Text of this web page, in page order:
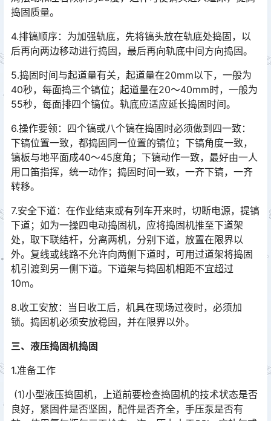
捣固质量。󠅅󠅃󠄵󠅂󠄪󠇖󠆨󠆨󠇕󠆞󠆒󠅬󠇘󠆭󠆘󠇙󠆝󠅵󠇗󠆭󠆁󠄐󠇗󠅹󠅸󠇖󠆍󠅳󠇖󠅹󠅰󠇖󠆌󠅹
4.排镐顺序：为加强轨底，先将镐头放在轨底处捣固，以
后再向两边移动进行捣固，最后再向轨底中间方向捣固。
5.捣固时间与起道量有关，起道量在20mm以下，一般为
40秒，每面捣三个镐位；起道量在20～40mm时，一般为
55秒，每面排四个镐位。轨底应适应延长捣固时间。
6.操作要领：四个镐或八个镐在捣固时必须做到四一致：
下镐位置一致，都捣固同一位置的镐位；下镐角度一致，
镐板与地平面成40～45度角；下镐动作一致，最好由一人
用口笛指挥，统一动作；捣固时间一致，一齐下镐，一齐
转移。󠅅󠅃󠄵󠅂󠄪󠇖󠆨󠆨󠇕󠆞󠆒󠅬󠇘󠆭󠆘󠇙󠆝󠅵󠇗󠆭󠆁󠄐󠇗󠅹󠅸󠇖󠆍󠅳󠇖󠅹󠅰󠇖󠆌󠅹
7.安全下道：在作业结束或有列车开来时，切断电源，提镐
下道；如为一操四电动捣固机，应将捣固机推至下道架
处，取下联结杆，分离两机，分别下道，放置在限界以
外。复线或线路不允许向两侧下道时，可用过道架将捣固
机引渡到另一侧下道。下道架与捣固机相距不宜超过
10m。󠅅󠅃󠄵󠅂󠄪󠇖󠆨󠆨󠇕󠆞󠆒󠅬󠇘󠆭󠆘󠇙󠆝󠅵󠇗󠆭󠆁󠄐󠇗󠅹󠅸󠇖󠆍󠅳󠇖󠅹󠅰󠇖󠆌󠅹
8.收工安放：当日收工后，机具在现场过夜时，必须加
锁。捣固机必须安放稳固，并在限界以外。
三、液压捣固机捣固
1.准备工作
(1)小型液压捣固机，上道前要检查捣固机的技术状态是否
良好，紧固件是否坚固，配件是否齐全，手压泵是否有